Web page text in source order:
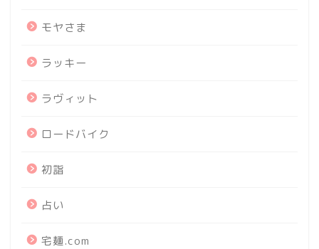
モヤさま
ラッキー
ラヴィット
ロードバイク
初詣
占い
宅麺.com